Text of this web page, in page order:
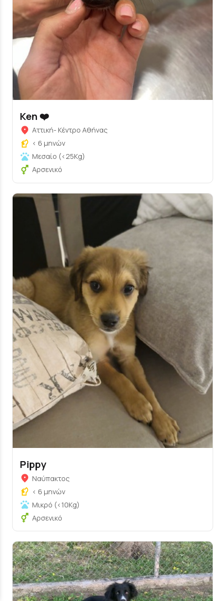
Ken ❤️
Αττική- Κέντρο Αθήνας
< 6 μηνών
Μεσαίο (<25Kg)
Αρσενικό
Pippy
Ναύπακτος
< 6 μηνών
Μικρό (<10Kg)
Αρσενικό